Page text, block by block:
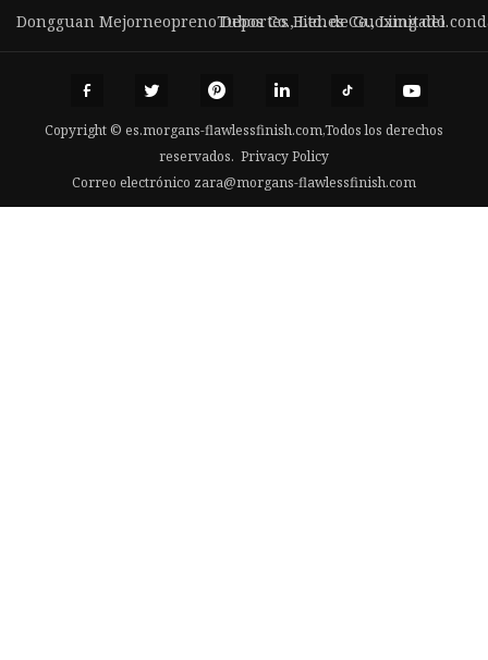
Dongguan Mejorneopreno Deportes Bienes Co., Limitado.
Tubos Co., Ltd. de Guoxing del
Copyright © es.morgans-flawlessfinish.com,Todos los derechos
reservados. Privacy Policy
Correo electrónico zara@morgans-flawlessfinish.com